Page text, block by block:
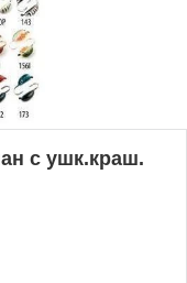
с ушк.краш.